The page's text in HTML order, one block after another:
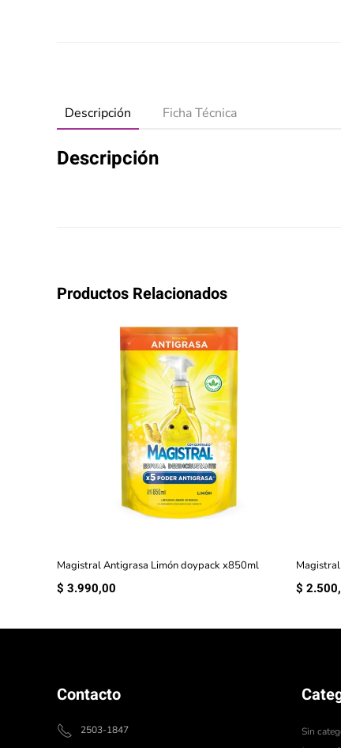
Descripción Ficha Técnica
Descripción
Productos Relacionados
Magistral Antigrasa Limón doypack x850ml
$ 3.990,00 $
Contacto
2503-1847
Sin